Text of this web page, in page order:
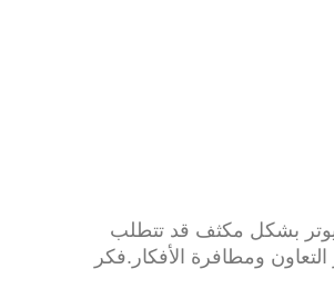
بشكل مكثف قد تتطلب
ومطافرة الأفكار.فكر